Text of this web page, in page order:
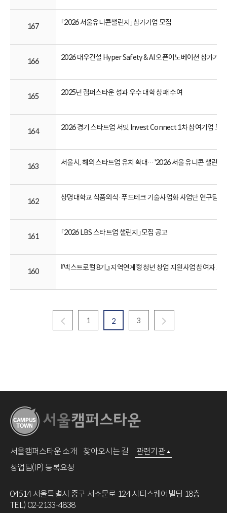
167 「2026 서울유니콘챌린지」참가기업 모집
166 2026 대우건설 Hyper Safety & AI 오픈이노베이션 참가기업
165 2025년 캠퍼스타운 성과 우수 대학 상패 수여
164 2026 경기 스타트업 서밋 Invest Connect 1차 참여기업 모집
163 서울시, 해외 스타트업 유치 확대…'2026 서울 유니콘 챌린지'
162 상명대학교 식품외식·푸드테크 기술사업화 사업단 연구팀
161 「2026 LBS 스타트업 챌린지」모집 공고
160 『넥스트로컬 8기』 지역연계형 청년 창업 지원사업 참여자 모
1 2 3
서울캠퍼스타운 소개 찾아오시는 길
관련기관
창업팀(IP) 등록요청
04514 서울특별시 중구 서소문로 124 시티스퀘어빌딩 18층
TEL) 02-2133-4838